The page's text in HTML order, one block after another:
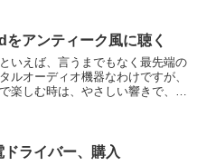
続運転の位置にまで行ってしまう
、ある意味、致命的...
をアンティーク風に聴く
いえば、言うまでもなく最先端の
ルオーディオ機器なわけですが、
楽しむ時は、やさしい響きで、お
ROBERT...
ドライバー、購入